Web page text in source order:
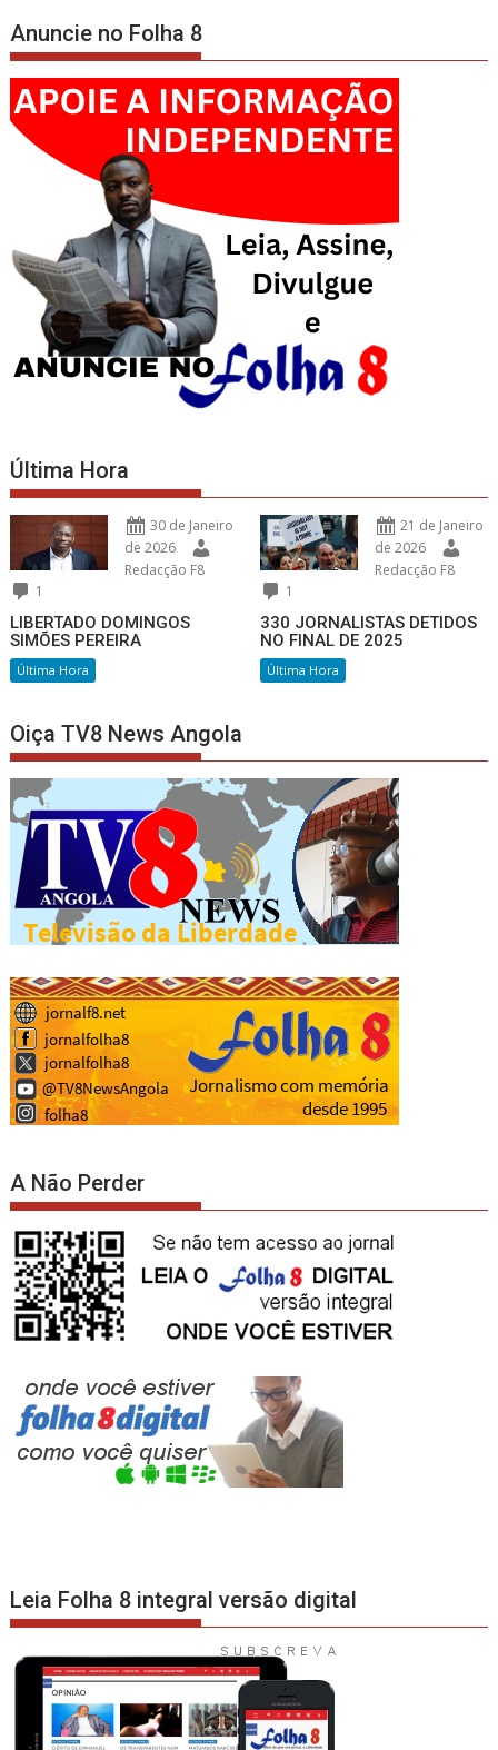
Anuncie no Folha 8
Última Hora
30 de Janeiro
de 2026
Redacção F8
1
LIBERTADO DOMINGOS
SIMÕES PEREIRA
Última Hora
21 de Janeiro
de 2026
Redacção F8
1
330 JORNALISTAS DETIDOS
NO FINAL DE 2025
Última Hora
Oiça TV8 News Angola
A Não Perder
Leia Folha 8 integral versão digital